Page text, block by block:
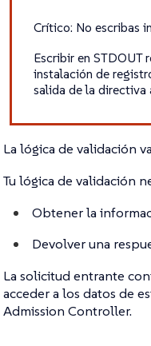
Crítico: No escribas
Escribir en STDOUT
instalación de
salida de la directiva
La lógica de validación
Tu lógica de validación
Obtener la
Devolver una
La solicitud entrante
acceder a los datos de
Admission Controller.